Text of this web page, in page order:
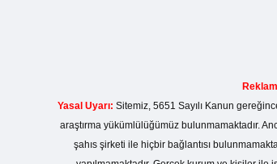
Yasal Uyarı: Sitemiz, 5651 Sayılı Kanun
araştırma yükümlülüğümüz bulunmamaktadır.
şahıs şirketi ile hiçbir bağlantısı